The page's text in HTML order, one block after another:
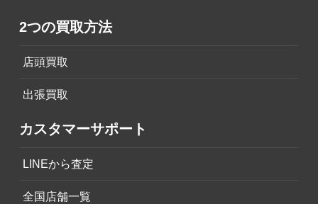
2つの買取方法
店頭買取
出張買取
カスタマーサポート
LINEから査定
全国店舗一覧